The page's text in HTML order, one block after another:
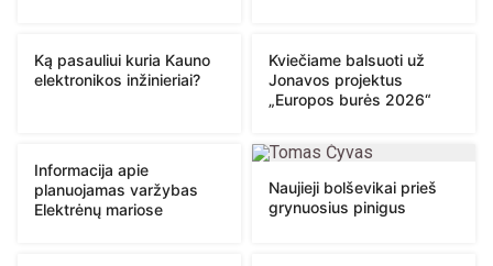
Ką pasauliui kuria Kauno
elektronikos inžinieriai?
Kviečiame balsuoti už
Jonavos projektus
„Europos burės 2026“
Informacija apie
planuojamas varžybas
Elektrėnų mariose
Naujieji bolševikai prieš
grynuosius pinigus